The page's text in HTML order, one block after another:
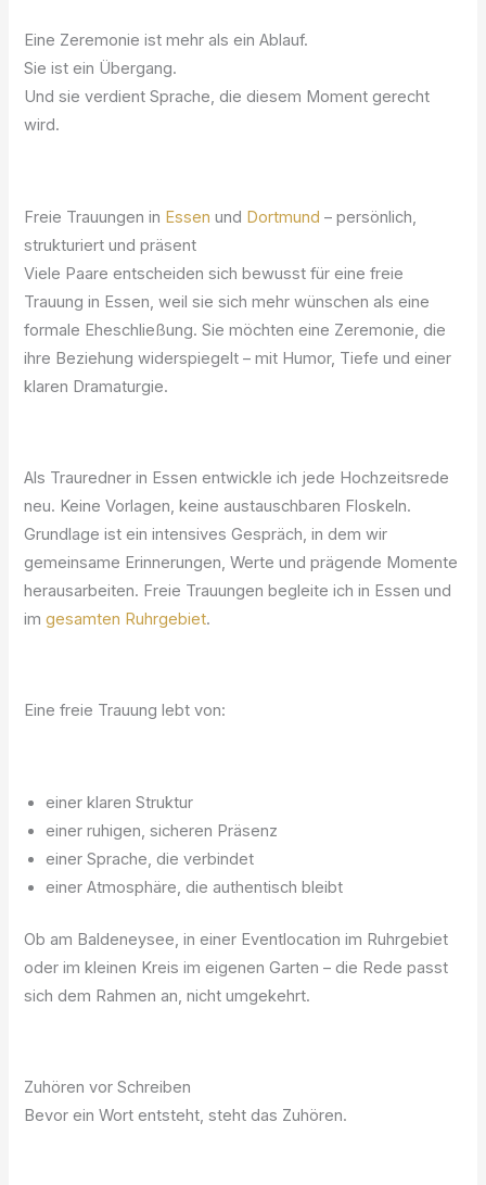
Eine Zeremonie ist mehr als ein Ablauf.
Sie ist ein Übergang.
Und sie verdient Sprache, die diesem Moment gerecht
wird.
Freie Trauungen in Essen und Dortmund – persönlich,
strukturiert und präsent
Viele Paare entscheiden sich bewusst für eine freie
Trauung in Essen, weil sie sich mehr wünschen als eine
formale Eheschließung. Sie möchten eine Zeremonie, die
ihre Beziehung widerspiegelt – mit Humor, Tiefe und einer
klaren Dramaturgie.
Als Trauredner in Essen entwickle ich jede Hochzeitsrede
neu. Keine Vorlagen, keine austauschbaren Floskeln.
Grundlage ist ein intensives Gespräch, in dem wir
gemeinsame Erinnerungen, Werte und prägende Momente
herausarbeiten. Freie Trauungen begleite ich in Essen und
imgesamten Ruhrgebiet.
Eine freie Trauung lebt von:
einer klaren Struktur
einer ruhigen, sicheren Präsenz
einer Sprache, die verbindet
einer Atmosphäre, die authentisch bleibt
Ob am Baldeneysee, in einer Eventlocation im Ruhrgebiet
oder im kleinen Kreis im eigenen Garten – die Rede passt
sich dem Rahmen an, nicht umgekehrt.
Zuhören vor Schreiben
Bevor ein Wort entsteht, steht das Zuhören.